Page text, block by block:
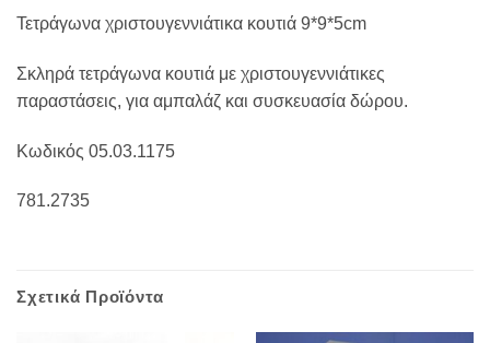
Τετράγωνα χριστουγεννιάτικα κουτιά 9*9*5cm
Σκληρά τετράγωνα κουτιά με χριστουγεννιάτικες
παραστάσεις, για αμπαλάζ και συσκευασία δώρου.
Κωδικός 05.03.1175
781.2735
Σχετικά Προϊόντα